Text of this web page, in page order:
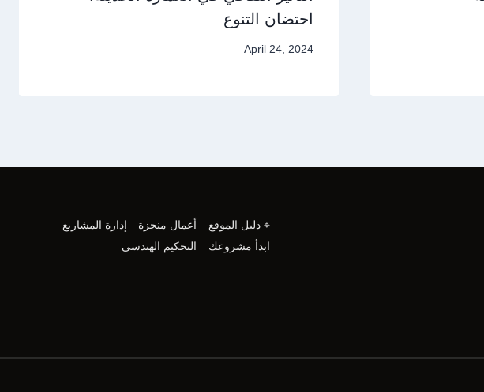
احتضان التنوع
April 24, 2024
⌖ دليل الموقع أعمال منجزة
إدارة المشاريع
ابدأ مشروعك
التحكيم الهندسي